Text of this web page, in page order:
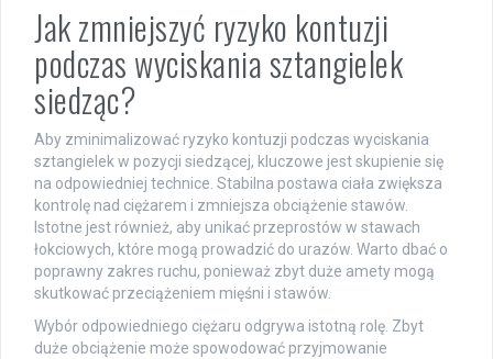
Jak zmniejszyć ryzyko kontuzji
podczas wyciskania sztangielek
siedząc?
Aby zminimalizować ryzyko kontuzji podczas wyciskania
sztangielek w pozycji siedzącej, kluczowe jest skupienie się
na odpowiedniej technice. Stabilna postawa ciała zwiększa
kontrolę nad ciężarem i zmniejsza obciążenie stawów.
Istotne jest również, aby unikać przeprostów w stawach
łokciowych, które mogą prowadzić do urazów. Warto dbać o
poprawny zakres ruchu, ponieważ zbyt duże amety mogą
skutkować przeciążeniem mięśni i stawów.
Wybór odpowiedniego ciężaru odgrywa istotną rolę. Zbyt
duże obciążenie może spowodować przyjmowanie